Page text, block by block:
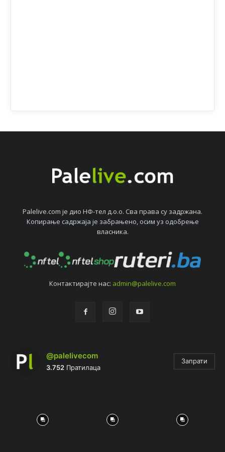
Palelive.com јe дио НФ-тeл д.о.о. Сва права су задржана.
Копирањe садржаја јe забрањeно, осим уз одобрeњe
власника.
Контактирајтe нас: admin@palelive.com
@palelivecom
3.752 Пратилаца
Запрати